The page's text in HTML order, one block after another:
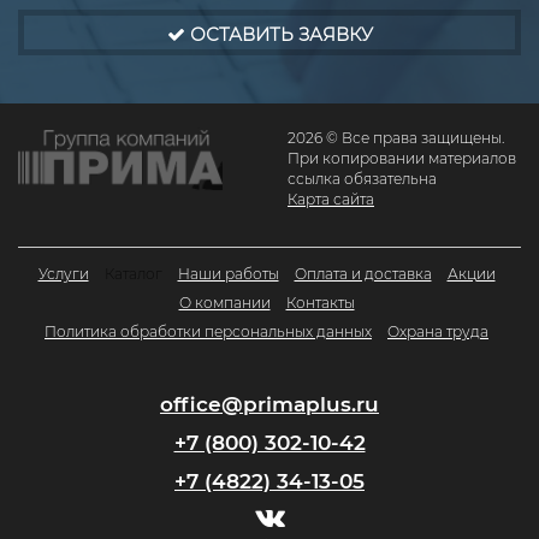
ОСТАВИТЬ ЗАЯВКУ
2026 © Все права защищены.
При копировании материалов
ссылка обязательна
Карта сайта
Услуги Наши работы Оплата и доставка
Акции
О компании
Контакты
Политика обработки персональных данных
Охрана труда
office@primaplus.ru
+7 (800) 302-10-42
+7 (4822) 34-13-05